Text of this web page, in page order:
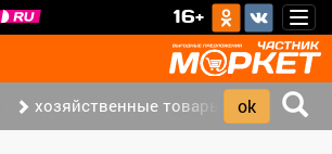
16+
(8)
хозяйственные товары (3)